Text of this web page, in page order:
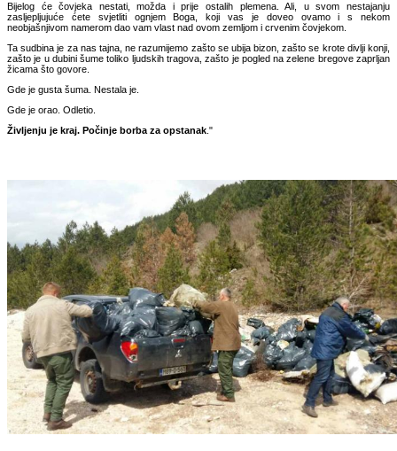
Bijelog će čovjeka nestati, možda i prije ostalih plemena. Ali, u svom nestajanju
zasljepljujuće ćete svjetliti ognjem Boga, koji vas je doveo ovamo i s nekom
neobjašnjivom namerom dao vam vlast nad ovom zemljom i crvenim čovjekom.
Ta sudbina je za nas tajna, ne razumijemo zašto se ubija bizon, zašto se krote divlji konji,
zašto je u dubini šume toliko ljudskih tragova, zašto je pogled na zelene bregove zaprljan
žicama što govore.
Gde je gusta šuma. Nestala je.
Gde je orao. Odletio.
Življenju je kraj. Počinje borba za opstanak ."